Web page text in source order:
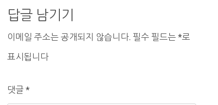
게
이
션
답글 남기기
이메일 주소는 공개되지 않습니다. 필수 필드는 *로
표시됩니다
댓글 *